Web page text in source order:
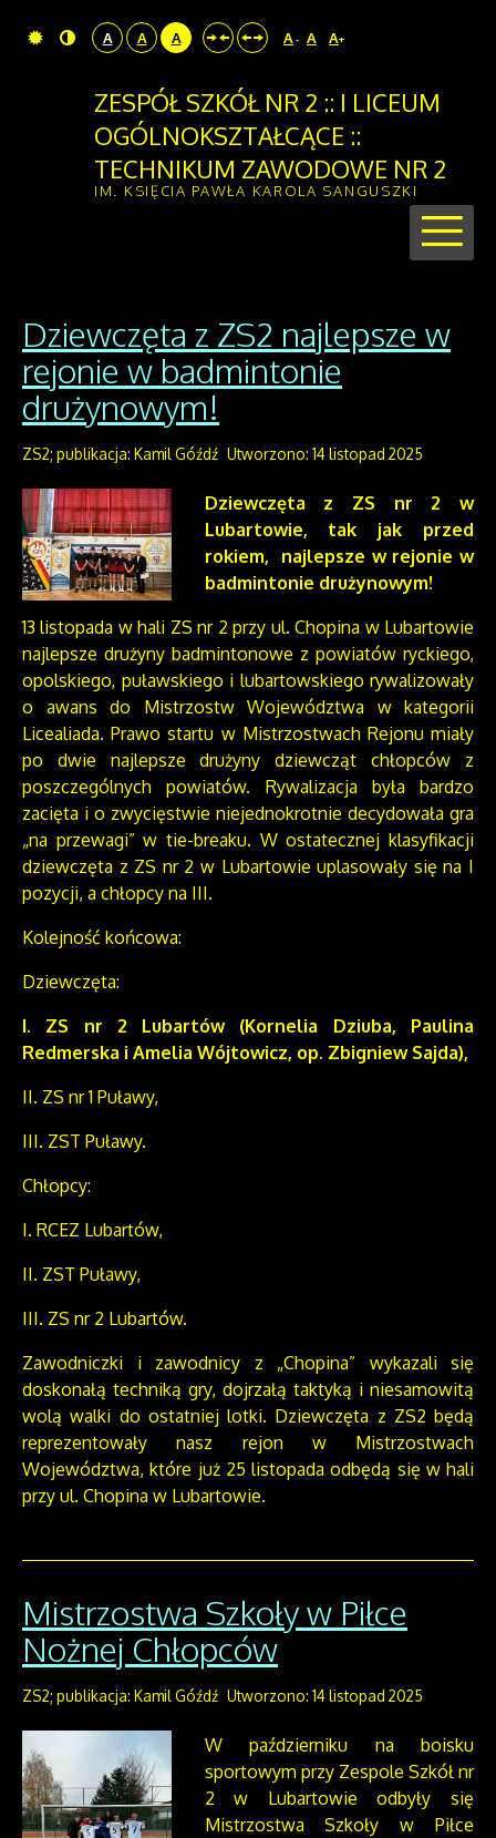
A A A A- A A+
ZESPÓŁ SZKÓŁ NR 2 :: I LICEUM
OGÓLNOKSZTAŁCĄCE ::
TECHNIKUM ZAWODOWE NR 2
IM. KSIĘCIA PAWŁA KAROLA SANGUSZKI
Dziewczęta z ZS2 najlepsze w
rejonie w badmintonie
drużynowym!
ZS2; publikacja: Kamil Góźdź Utworzono: 14 listopad 2025
Dziewczęta z ZS nr 2 w
Lubartowie, tak jak przed
rokiem,
najlepsze w rejonie w
badmintonie drużynowym!
13 listopada w hali ZS nr 2 przy ul. Chopina w Lubartowie
najlepsze drużyny badmintonowe z powiatów ryckiego,
opolskiego, puławskiego i lubartowskiego rywalizowały
o awans do Mistrzostw Województwa w kategorii
Licealiada. Prawo startu w Mistrzostwach Rejonu miały
po dwie najlepsze drużyny dziewcząt chłopców z
poszczególnych powiatów. Rywalizacja była bardzo
zacięta i o zwycięstwie niejednokrotnie decydowała gra
„na przewagi” w tie-breaku. W ostatecznej klasyfikacji
dziewczęta z ZS nr 2 w Lubartowie uplasowały się na I
pozycji, a chłopcy na III.
Kolejność końcowa:
Dziewczęta:
I. ZS nr 2 Lubartów (Kornelia Dziuba, Paulina
Redmerska i Amelia Wójtowicz, op. Zbigniew Sajda),
II. ZS nr 1 Puławy,
III. ZST Puławy.
Chłopcy:
I. RCEZ Lubartów,
II. ZST Puławy,
III. ZS nr 2 Lubartów.
Zawodniczki i zawodnicy z „Chopina” wykazali się
doskonałą techniką gry, dojrzałą taktyką i niesamowitą
wolą walki do ostatniej lotki. Dziewczęta z ZS2 będą
reprezentowały nasz rejon w Mistrzostwach
Województwa, które już 25 listopada odbędą się w hali
przy ul. Chopina w Lubartowie.
Mistrzostwa Szkoły w Piłce
Nożnej Chłopców
ZS2; publikacja: Kamil Góźdź Utworzono: 14 listopad 2025
W październiku na boisku
sportowym przy Zespole Szkół nr
2 w Lubartowie odbyły się
Mistrzostwa Szkoły w Piłce